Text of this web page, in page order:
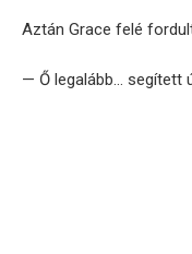
Aztán Grace felé
— Ő legalább… segített